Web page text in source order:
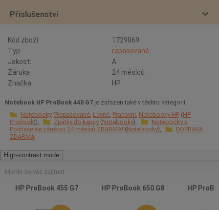
Příslušenství
Kód zboží
1729069
Typ
repasované
Jakost:
A
Záruka
24 měsíců
Značka
HP
Notebook HP ProBook 440 G7 je zařazen také v těchto kategorií:
Notebooky Repasované Levné Pracovní Notebooky HP HP
ProBook
Zpátky do kapsy Notebooky
Notebooky a
Počítače se zárukou 24 měsíců ZDARMA! Notebooky
DOPRAVA
ZDARMA
High-contrast mode
Mohlo by vás zajímat
HP ProBook 455 G7 HP ProBook 650 G8 HP